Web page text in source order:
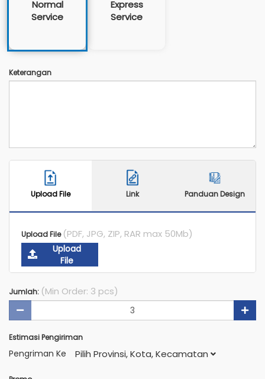
Normal
Service
Express
Service
Keterangan
Upload File Link Panduan Design
Upload File (PDF, JPG, ZIP, RAR max 50Mb)
Upload
File
Jumlah: (Min Order: 3 pcs)
Estimasi Pengiriman
Pengriman Ke Pilih Provinsi, Kota, Kecamatan